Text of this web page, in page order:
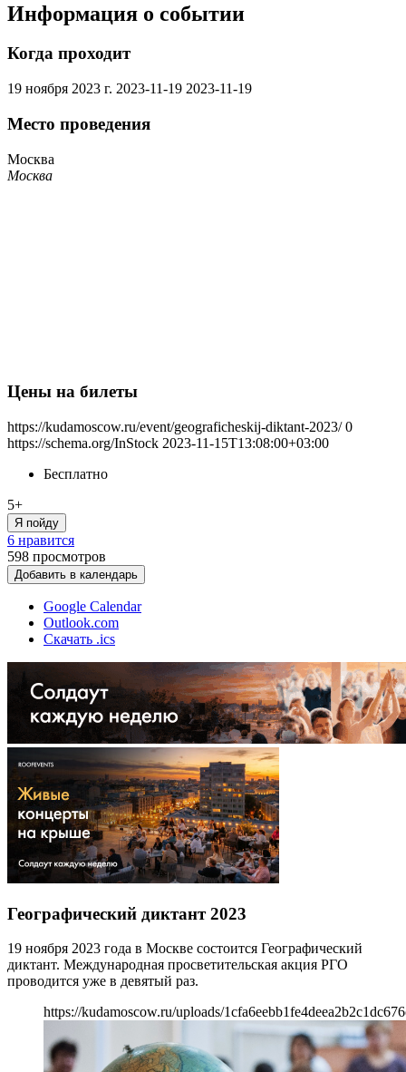
Информация о событии
Когда проходит
19 ноября 2023 г. 2023-11-19 2023-11-19
Место проведения
Москва
Москва
Цены на билеты
https://kudamoscow.ru/event/geograficheskij-diktant-2023/ 0
https://schema.org/InStock 2023-11-15T13:08:00+03:00
Бесплатно
5+
Я пойду
6 нравится
598 просмотров
Добавить в календарь
Google Calendar
Outlook.com
Скачать .ics
Географический диктант 2023
19 ноября 2023 года в Москве состоится Географический
диктант. Международная просветительская акция РГО
проводится уже в девятый раз.
https://kudamoscow.ru/uploads/